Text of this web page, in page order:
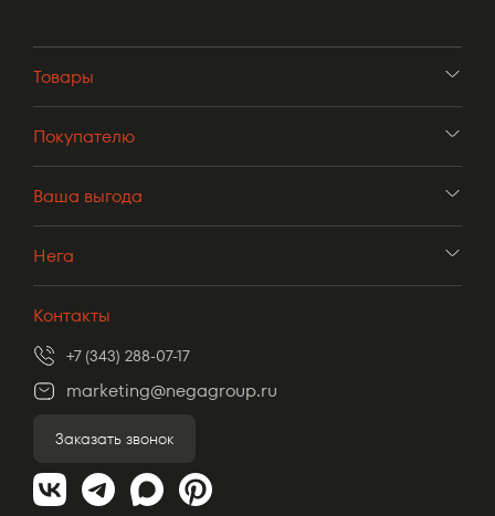
Товары
Покупателю
Ваша выгода
Нега
Контакты
+7 (343) 288-07-17
marketing@negagroup.ru
Заказать звонок